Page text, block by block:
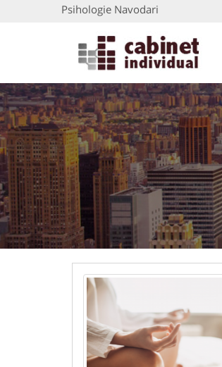
Psihologie Navodari